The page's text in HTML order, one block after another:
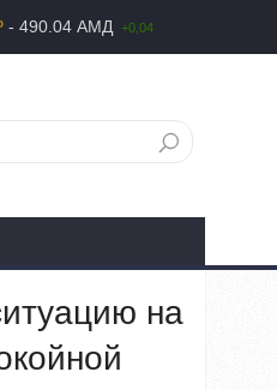
- 490.04 АМД +0,04
на